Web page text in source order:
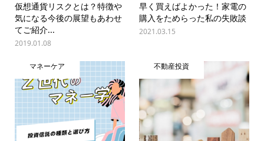
仮想通貨リスクとは？特徴や
気になる今後の展望もあわせ
てご紹介...
2019.01.08
早く買えばよかった！家電の
購入をためらった私の失敗談
2021.03.15
マネーケア 不動産投資